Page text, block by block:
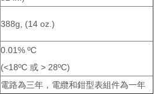
388g, (14 oz.)
0.01% ºC
(<18ºC 或 > 28ºC)
電路為三年，電纜和鉗型表組件為一年